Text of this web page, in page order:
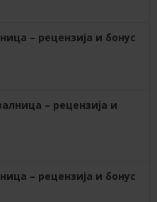
– рецензија и бонус
– рецензија и
– рецензија и бонус